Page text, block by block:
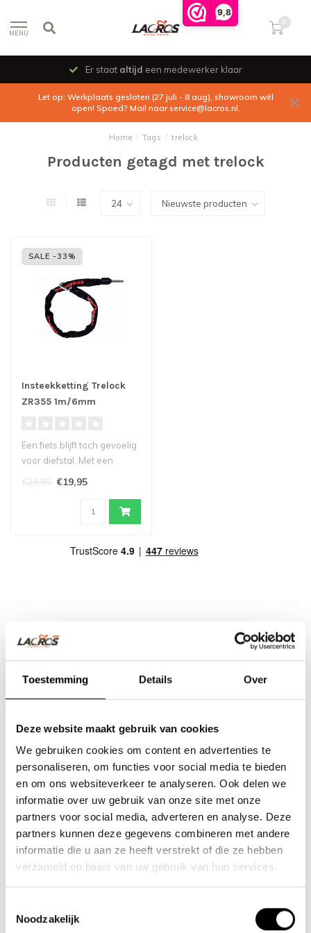
9,8
Toestemming Details Over
Deze website maakt gebruik van cookies
We gebruiken cookies om content en advertenties te
personaliseren, om functies voor social media te bieden
en om ons websiteverkeer te analyseren. Ook delen we
informatie over uw gebruik van onze site met onze
partners voor social media, adverteren en analyse. Deze
partners kunnen deze gegevens combineren met andere
informatie die u aan ze heeft verstrekt of die ze hebben
verzameld op basis van uw gebruik van hun services.
Noodzakelijk
MENU
0
Er staat altijd een medewerker klaar
Let op: Werkplaats gesloten (27 juli - 8 aug), showroom wél
open! Spoed? Mail naarservice@lacros.nl.
Home / Tags / trelock
Producten getagd met trelock
SALE -33%
Insteekketting Trelock
ZR355 1m/6mm
Een fiets blijft toch gevoelig
voor diefstal. Met een
€29,95 €19,95
Nieuwe Eerdsebaan 16, 5482 VS Schijndel Nederland
KvK-nr: 62140957